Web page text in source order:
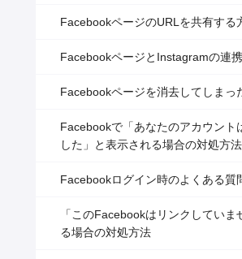
FacebookページのURLを共有する
FacebookページとInstagramの連
Facebookページを消去してしまっ
Facebookで「あなたのアカウント
した」と表示される場合の対処方法
Facebookログイン時のよくある質
「このFacebookはリンクしてい
る場合の対処方法